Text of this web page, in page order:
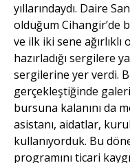
yıllarındaydı. Daire
olduğum Cihangir’de
ve ilk iki sene
hazırladığı sergilere
sergilerine yer verdi.
gerçekleştiğinde galeri
bursuna kalanını da
asistanı, aidatlar,
kullanıyorduk. Bu
programını ticari